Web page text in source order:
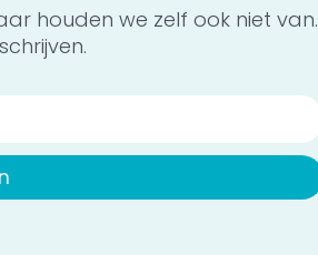
houden we zelf ook niet van.